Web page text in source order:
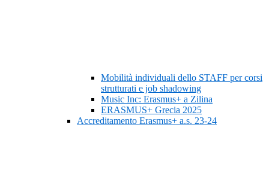
Mobilità individuali dello STAFF per corsi
strutturati e job shadowing
Music Inc: Erasmus+ a Zilina
ERASMUS+ Grecia 2025
Accreditamento Erasmus+ a.s. 23-24